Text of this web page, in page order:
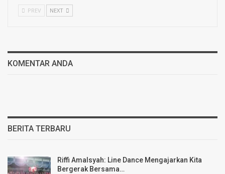
PREV NEXT
KOMENTAR ANDA
BERITA TERBARU
Riffi Amalsyah: Line Dance Mengajarkan Kita
Bergerak Bersama…